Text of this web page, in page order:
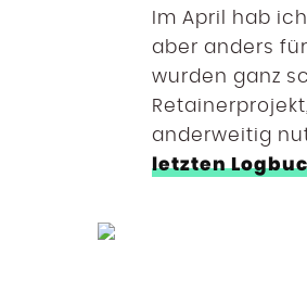
Im April hab
aber anders
wurden ganz
anderweitig
letzten